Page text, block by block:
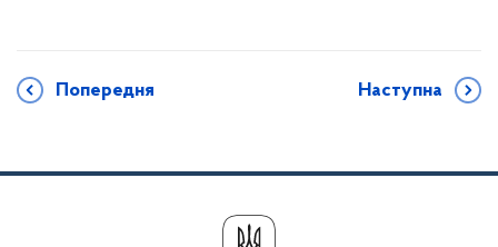
Попередня Наступна